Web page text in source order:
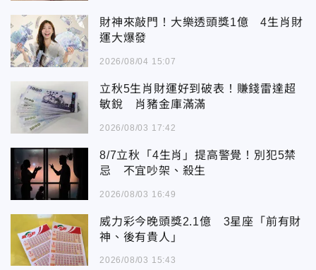
財神來敲門！大樂透頭獎1億 4生肖財
運大爆發
2026/08/04 15:07
立秋5生肖財運好到破表！賺錢雷達超
敏銳 肖豬金庫滿滿
2026/08/03 17:42
8/7立秋「4生肖」提高警覺！別犯5禁
忌 不宜吵架、殺生
2026/08/03 16:49
威力彩今晚頭獎2.1億 3星座「前有財
神、後有貴人」
2026/08/03 15:43